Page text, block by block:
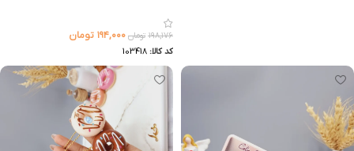
۱۹۸,۱۷۶ تومان ۱۹۴,۰۰۰ تومان
کد کالا: 103418